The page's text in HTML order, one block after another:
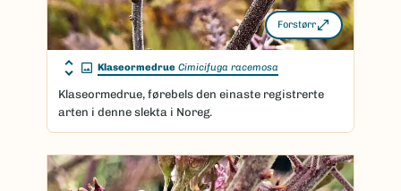
Forstørr
Klaseormedrue Cimicifuga racemosa
Klaseormedrue, førebels den einaste registrerte
arten i denne slekta i Noreg.